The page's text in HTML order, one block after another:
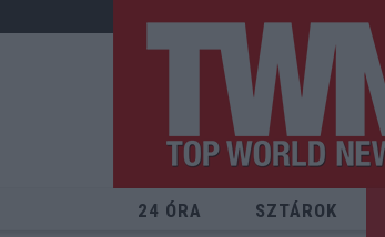
24 ÓRA SZTÁROK